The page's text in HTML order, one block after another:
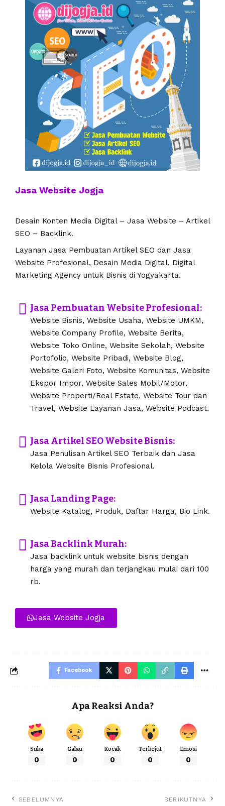
Jasa Website Jogja
Desain Konten Media Digital – Jasa Website – Artikel
SEO – Backlink.
Layanan Jasa Pembuatan Artikel SEO dan Jasa
Website Profesional, Desain Media Digital, Digital
Marketing Agency untuk Bisnis di Yogyakarta.
Jasa Pembuatan Website Profesional:
Website Bisnis, Website Usaha, Website UMKM,
Website Company Profile, Website Berita,
Website Toko Online, Website Sekolah, Website
Portofolio, Website Pribadi, Website Blog,
Website Galeri Foto, Website Komunitas, Website
Ekspor Impor, Website Sales Mobil/Motor,
Website Properti/Real Estate, Website Tour dan
Travel, Website Layanan Jasa, Website Podcast.
Jasa Artikel SEO Website Bisnis:
Jasa Penulisan Artikel SEO Terbaik dan Jasa
Kelola Website Bisnis Profesional.
Jasa Landing Page:
Website Katalog, Produk, Daftar Harga, Bio Link.
Jasa Backlink Murah:
Jasa backlink untuk website bisnis dengan
harga yang murah dan terjangkau mulai dari 100
rb.
Jasa Website Jogja
Facebook
Apa Reaksi Anda?
Suka
0
Galau
0
Kocak
0
Terkejut
0
Emosi
0
SEBELUMNYA BERIKUTNYA